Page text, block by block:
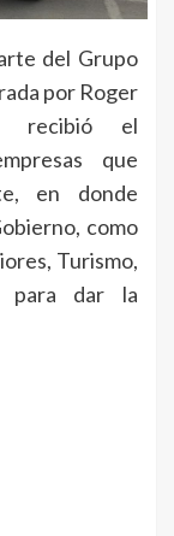
del Grupo
por Roger
recibió el
que
en donde
como
Turismo,
para dar la